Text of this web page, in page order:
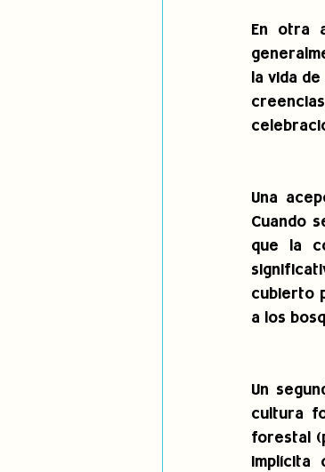
En otra
la vida
Una
Cuando
que la
cubierto
a los
Un
cultura
forestal